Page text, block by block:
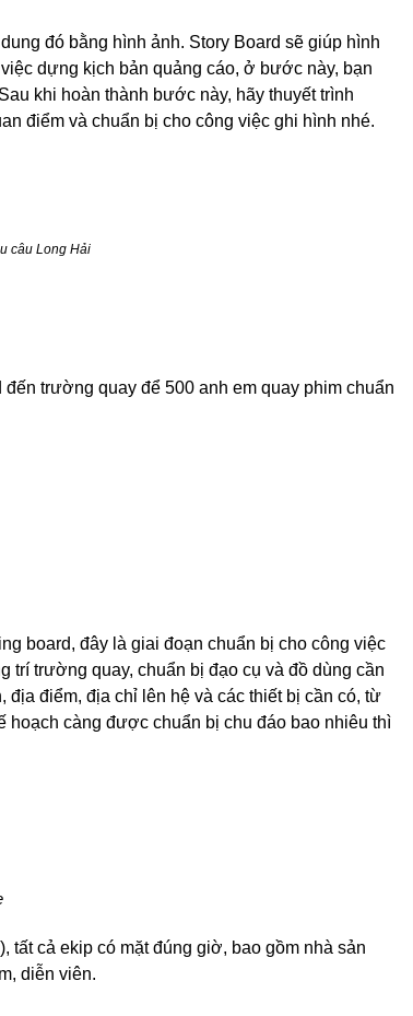
đó bằng hình ảnh. Story Board sẽ giúp hình
dựng kịch bản quảng cáo, ở bước này, bạn
khi hoàn thành bước này, hãy thuyết trình
điểm và chuẩn bị cho công việc ghi hình nhé.
câu Long Hải
trường quay để 500 anh em quay phim chuẩn
board, đây là giai đoạn chuẩn bị cho công việc
trí trường quay, chuẩn bị đạo cụ và đồ dùng cần
điểm, địa chỉ lên hệ và các thiết bị cần có, từ
hoạch càng được chuẩn bị chu đáo bao nhiêu thì
tất cả ekip có mặt đúng giờ, bao gồm nhà sản
diễn viên.